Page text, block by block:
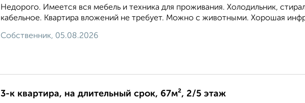
Недорого. Имеется вся мебель и техника для проживания. Холодильник,
кабельное. Квартира вложений не требует. Можно с животными. Хорошая
Собственник, 05.08.2026
3-к квартира, на длительный срок, 67м², 2/5 этаж